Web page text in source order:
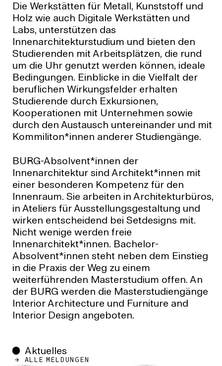
Die Werkstätten für Metall, Kunststoff und
Holz wie auch Digitale Werkstätten und
Labs, unterstützen das
Innenarchitekturstudium und bieten den
Studierenden mit Arbeitsplätzen, die rund
um die Uhr genutzt werden können, ideale
Bedingungen. Einblicke in die Vielfalt der
beruflichen Wirkungsfelder erhalten
Studierende durch Exkursionen,
Kooperationen mit Unternehmen sowie
durch den Austausch untereinander und mit
Kommiliton*innen anderer Studiengänge.
BURG-Absolvent*innen der
Innenarchitektur sind Architekt*innen mit
einer besonderen Kompetenz für den
Innenraum. Sie arbeiten in Architektur­büros,
in Ateliers für Ausstellungsgestaltung und
wirken entscheidend bei Setdesigns mit.
Nicht wenige werden freie
Innenarchitekt*innen. Bachelor-
Absolvent*innen steht neben dem Einstieg
in die Praxis der Weg zu einem
weiterführenden Masterstudium offen. An
der BURG werden die Masterstudiengänge
Interior Architecture und Furniture and
Interior Design angeboten.
Aktuelles
ALLE MELDUNGEN